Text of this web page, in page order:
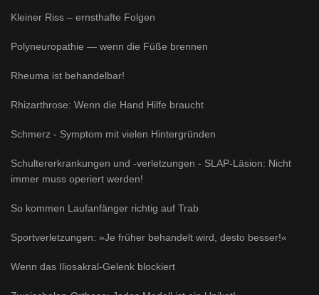
Kleiner Riss – ernsthafte Folgen
Polyneuropathie — wenn die Füße brennen
Rheuma ist behandelbar!
Rhizarthrose: Wenn die Hand Hilfe braucht
Schmerz - Symptom mit vielen Hintergründen
Schultererkrankungen und -verletzungen - SLAP-Läsion: Nicht
immer muss operiert werden!
So kommen Laufanfänger richtig auf Trab
Sportverletzungen: »Je früher behandelt wird, desto besser!«
Wenn das Iliosakral-Gelenk blockiert